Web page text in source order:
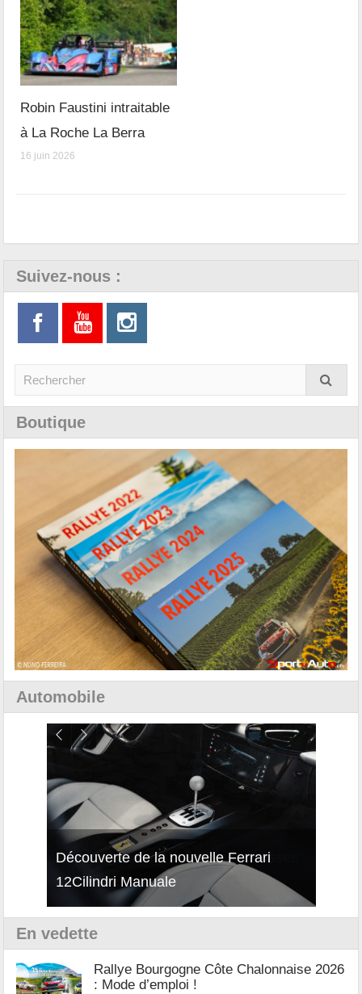
Robin Faustini intraitable
à La Roche La Berra
16 juin 2026
Suivez-nous :
Boutique
Automobile
Découverte de la nouvelle Ferrari
12Cilindri Manuale
En vedette
Rallye Bourgogne Côte Chalonnaise 2026
: Mode d’emploi !